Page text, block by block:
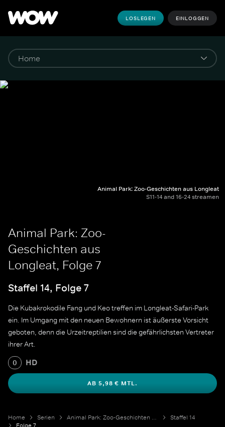
LOSLEGEN EINLOGGEN
Animal Park: Zoo-Geschichten aus Longleat
S11-14 and 16-24 streamen
Animal Park: Zoo-
Geschichten aus
Longleat, Folge 7
Staffel 14, Folge 7
Die Kubakrokodile Fang und Keo treffen im Longleat-Safari-Park
ein. Im Umgang mit den neuen Bewohnern ist äußerste Vorsicht
geboten, denn die Urzeitreptilien sind die gefährlichsten Vertreter
ihrer Art.
0 HD
AB 5,98 € MTL.
Home Serien Animal Park: Zoo-Geschichten aus Longleat
Staffel 14